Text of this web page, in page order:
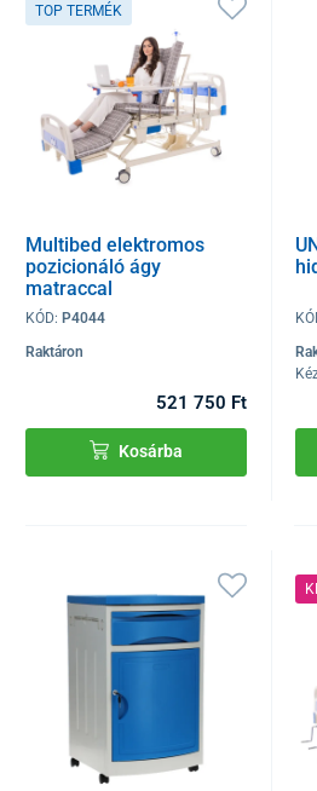
TOP TERMÉK
Multibed elektromos
pozicionáló ágy
matraccal
KÓD: P4044
Raktáron
521 750 Ft
Kosárba